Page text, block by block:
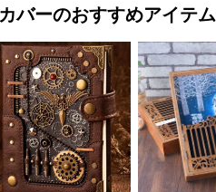
バーのおすすめアイテム